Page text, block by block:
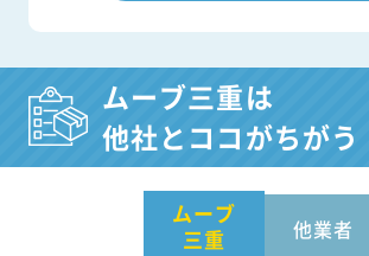
ムーブ三重は
他社とココがちがう
ムーブ
三重
他業者